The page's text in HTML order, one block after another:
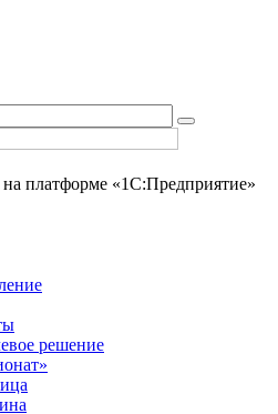
платформе «1С:Предприятие»
решение